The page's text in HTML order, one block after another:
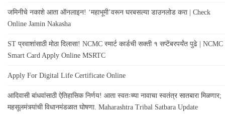
जमिनीचे नकाशे आता ऑनलाइन! ‘महाभूमी’वरून घरबसल्या डाउनलोड करा | Check
Online Jamin Nakasha
ST प्रवाशांसाठी मोठा दिलासा! NCMC स्मार्ट कार्डची सक्ती १ सप्टेंबरपर्यंत पुढे | NCMC
Smart Card Apply Online MSRTC
Apply For Digital Life Certificate Online
आदिवासी बांधवांसाठी ऐतिहासिक निर्णय! आता स्वतःच्या नावाचा स्वतंत्र सातबारा मिळणार;
महसूलमंत्र्यांची विधानमंडळात घोषणा. Maharashtra Tribal Satbara Update